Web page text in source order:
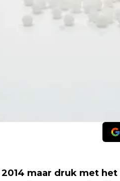
maar druk met